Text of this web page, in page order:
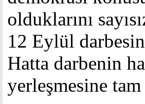
olduklarını
12 Eylül
Hatta darbenin
yerleşmesine